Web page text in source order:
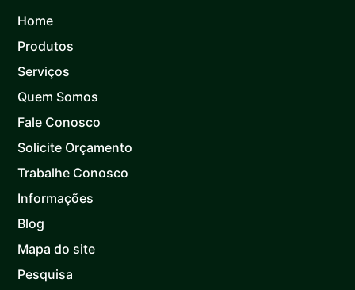
Home
Produtos
Serviços
Quem Somos
Fale Conosco
Solicite Orçamento
Trabalhe Conosco
Informações
Blog
Mapa do site
Pesquisa